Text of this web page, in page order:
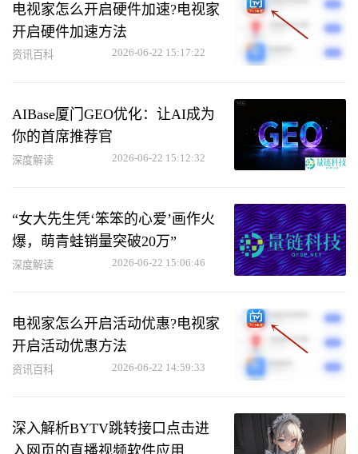
电视家怎么开启硬件加速?电视家
开启硬件加速方法
资讯百科 2026-06-22 15:17:22
AIBase厦门GEO优化：让AI成为
你的首席推荐官
深度解读 2026-06-22 15:12:32
“女大先生凭‘笨笨的心爱’画作火
爆，萌青蛙销量突破20万”
深度解读 2026-06-22 15:06:46
电视家怎么开启活动优惠?电视家
开启活动优惠方法
资讯百科 2026-06-22 14:59:33
深入解析BYTV跳转接口点击进